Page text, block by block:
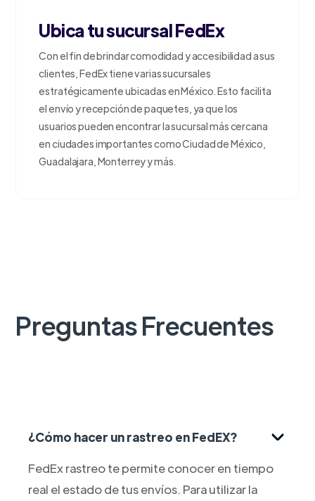
Ubica tu sucursal FedEx
Con el fin de brindar comodidad y accesibilidad a sus
clientes, FedEx tiene varias sucursales
estratégicamente ubicadas en México. Esto facilita
el envío y recepción de paquetes, ya que los
usuarios pueden encontrar la sucursal más cercana
en ciudades importantes como Ciudad de México,
Guadalajara, Monterrey y más.
Preguntas Frecuentes
¿Cómo hacer un rastreo en FedEX?
FedEx rastreo te permite conocer en tiempo
real el estado de tus envíos. Para utilizar la